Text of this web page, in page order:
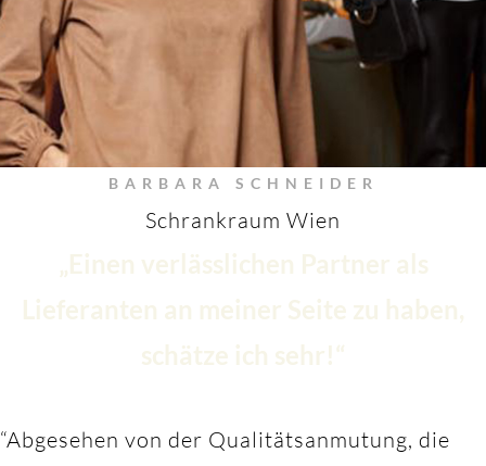
BARBARA SCHNEIDER
Schrankraum Wien
„Einen verlässlichen Partner als
Lieferanten an meiner Seite zu haben,
schätze ich sehr!“
“Abgesehen von der Qualitätsanmutung, die